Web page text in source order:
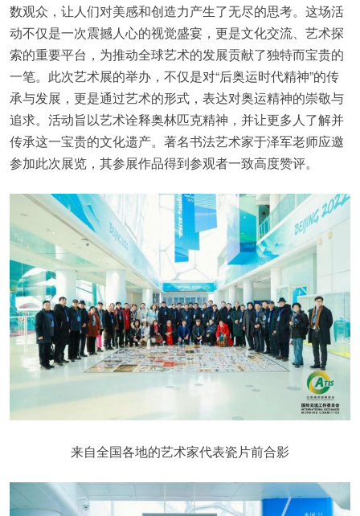
数观众，让人们对美感和创造力产生了无尽的思考。这场活
动不仅是一次震撼人心的视觉盛宴，更是文化交流、艺术探
索的重要平台，为推动全球艺术的发展贡献了独特而宝贵的
一笔。此次艺术展的举办，不仅是对“后奥运时代精神”的传
承与发展，更是通过艺术的形式，表达对奥运精神的崇敬与
追求。活动旨以艺术诠释奥林匹克精神，并让更多人了解并
传承这一宝贵的文化遗产。著名书法艺术家于泽军老师应邀
参加此次展览，其参展作品得到参观者一致高度赞评。
来自全国各地的艺术家代表瓷片前合影